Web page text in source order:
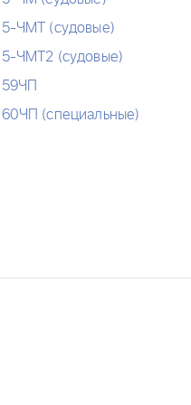
5-ЧМТ (судовые)
5-ЧМТ2 (судовые)
59ЧП
60ЧП (специальные)